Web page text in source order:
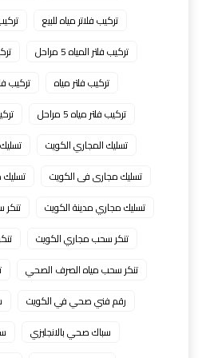
تركيب فلاتر مياه للبيع
تركيب فلتر المياه 5 مراحل
تركيب فلتر مياه
تركيب فلتر
تركيب فلتر مياه 5 مراحل
تسليك المجاري الكويت
تسليك مجارى فى الكويت
تسليك مجاري مدينة الكويت
تنكر سحب مجاري الكويت
تنكر سحب مياه الصرف الصحي
رقم فني صحي في الكويت
سباك صحي بالانجليزي